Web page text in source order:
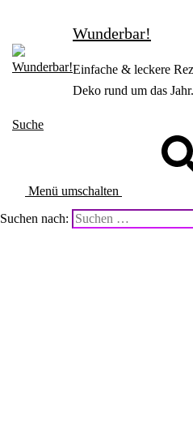
Wunderbar!
Einfache & leckere
Deko rund um das Jahr.
Suche
Menü umschalten
Suchen nach: